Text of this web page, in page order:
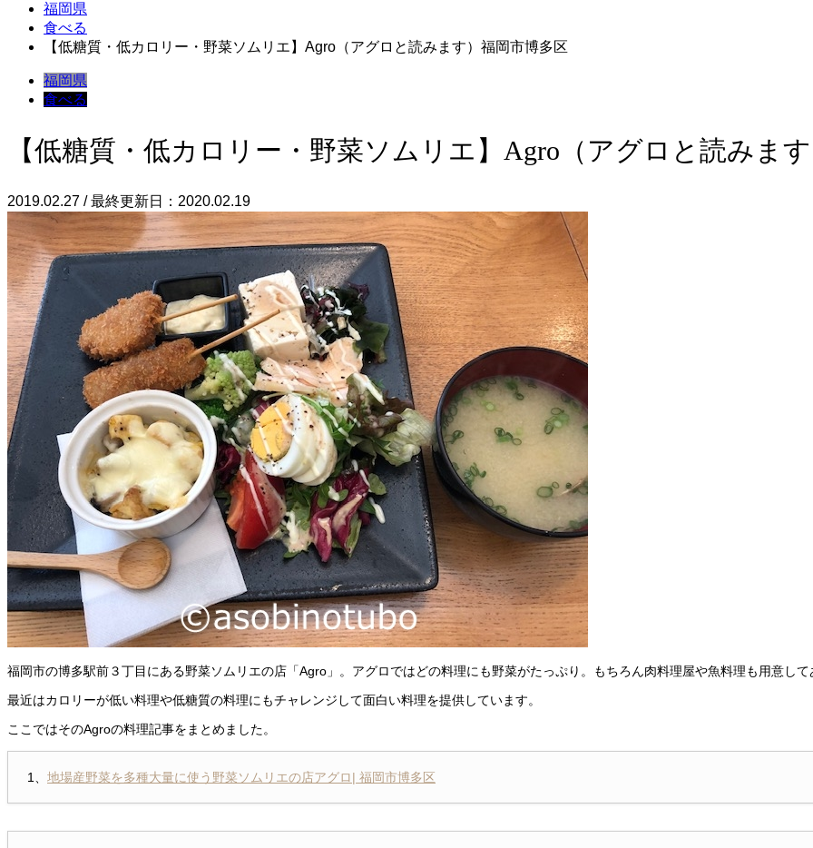
福岡県
食べる
【低糖質・低カロリー・野菜ソムリエ】Agro（アグロと読みます）福岡市博多区
福岡県
食べる
【低糖質・低カロリー・野菜ソムリエ】Agro（アグロと読みま
2019.02.27 / 最終更新日：2020.02.19
福岡市の博多駅前３丁目にある野菜ソムリエの店「Agro」。アグロではどの料理にも野菜がたっぷり。もちろん肉料理屋や魚料理も用意して
最近はカロリーが低い料理や低糖質の料理にもチャレンジして面白い料理を提供しています。
ここではそのAgroの料理記事をまとめました。
1、 地場産野菜を多種大量に使う野菜ソムリエの店アグロ| 福岡市博多区